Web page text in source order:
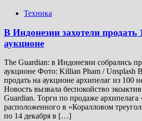
Техника
В Индонезии захотели продать
аукционе
The Guardian: в Индонезии собрались
аукционе Фото: Killian Pham / Unsplash
продать на аукционе архипелаг из 100
Новость вызвала беспокойство
Guardian. Торги по продаже
расположенного в «Коралловом
по 14 декабря в […]